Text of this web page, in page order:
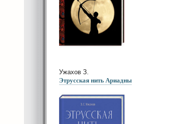
Ужахов З.
Этрусская нить Ариадны